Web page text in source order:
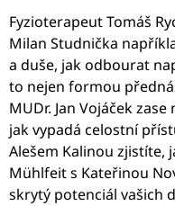
Fyzioterapeut Tomáš
Milan Studnička
a duše, jak odbourat
to nejen formou
MUDr. Jan Vojáček
jak vypadá celostní
Alešem Kalinou zjistíte,
Mühlfeit s Kateřinou
skrytý potenciál vašich